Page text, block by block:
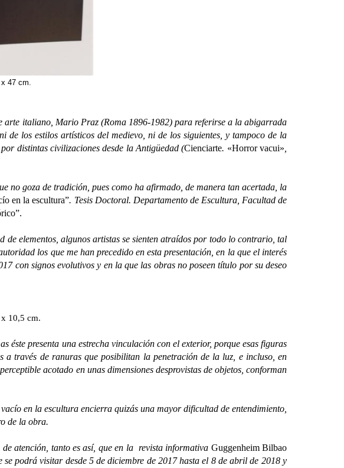
47 cm.
arte italiano, Mario Praz (Roma 1896-1982) para referirse a la abigarrada
los estilos artísticos del medievo, ni de los siguientes, y tampoco de la
distintas civilizaciones desde la Antigüedad (Cienciarte. «Horror vacui»
goza de tradición, pues como ha afirmado, de manera tan acertada, la
en la escultura”. Tesis Doctoral. Departamento de Escultura, Facultad de
elementos, algunos artistas se sienten atraídos por todo lo contrario, tal
los que me han precedido en esta presentación, en la que el interés
con signos evolutivos y en la que las obras no poseen título por su deseo
10,5 cm.
presenta una estrecha vinculación con el exterior, porque esas figuras
a través de ranuras que posibilitan la penetración de la luz, e incluso, en
acotado en unas dimensiones desprovistas de objetos, conforman
en la escultura encierra quizás una mayor dificultad de entendimiento,
de la obra.
atención, tanto es así, que en la revista informativa Guggenheim Bilbao
podrá visitar desde 5 de diciembre de 2017 hasta el 8 de abril de 2018 y